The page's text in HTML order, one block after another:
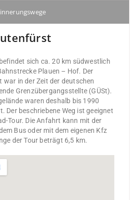
sich ca. 20 km südwestlich
Plauen – Hof. Der
in der Zeit der deutschen
Grenzübergangsstellte (GÜSt).
waren deshalb bis 1990
Der beschriebene Weg ist geeignet
Tour. Die Anfahrt kann mit der
Bus oder mit dem eigenen Kfz
der Tour beträgt 6,5 km.